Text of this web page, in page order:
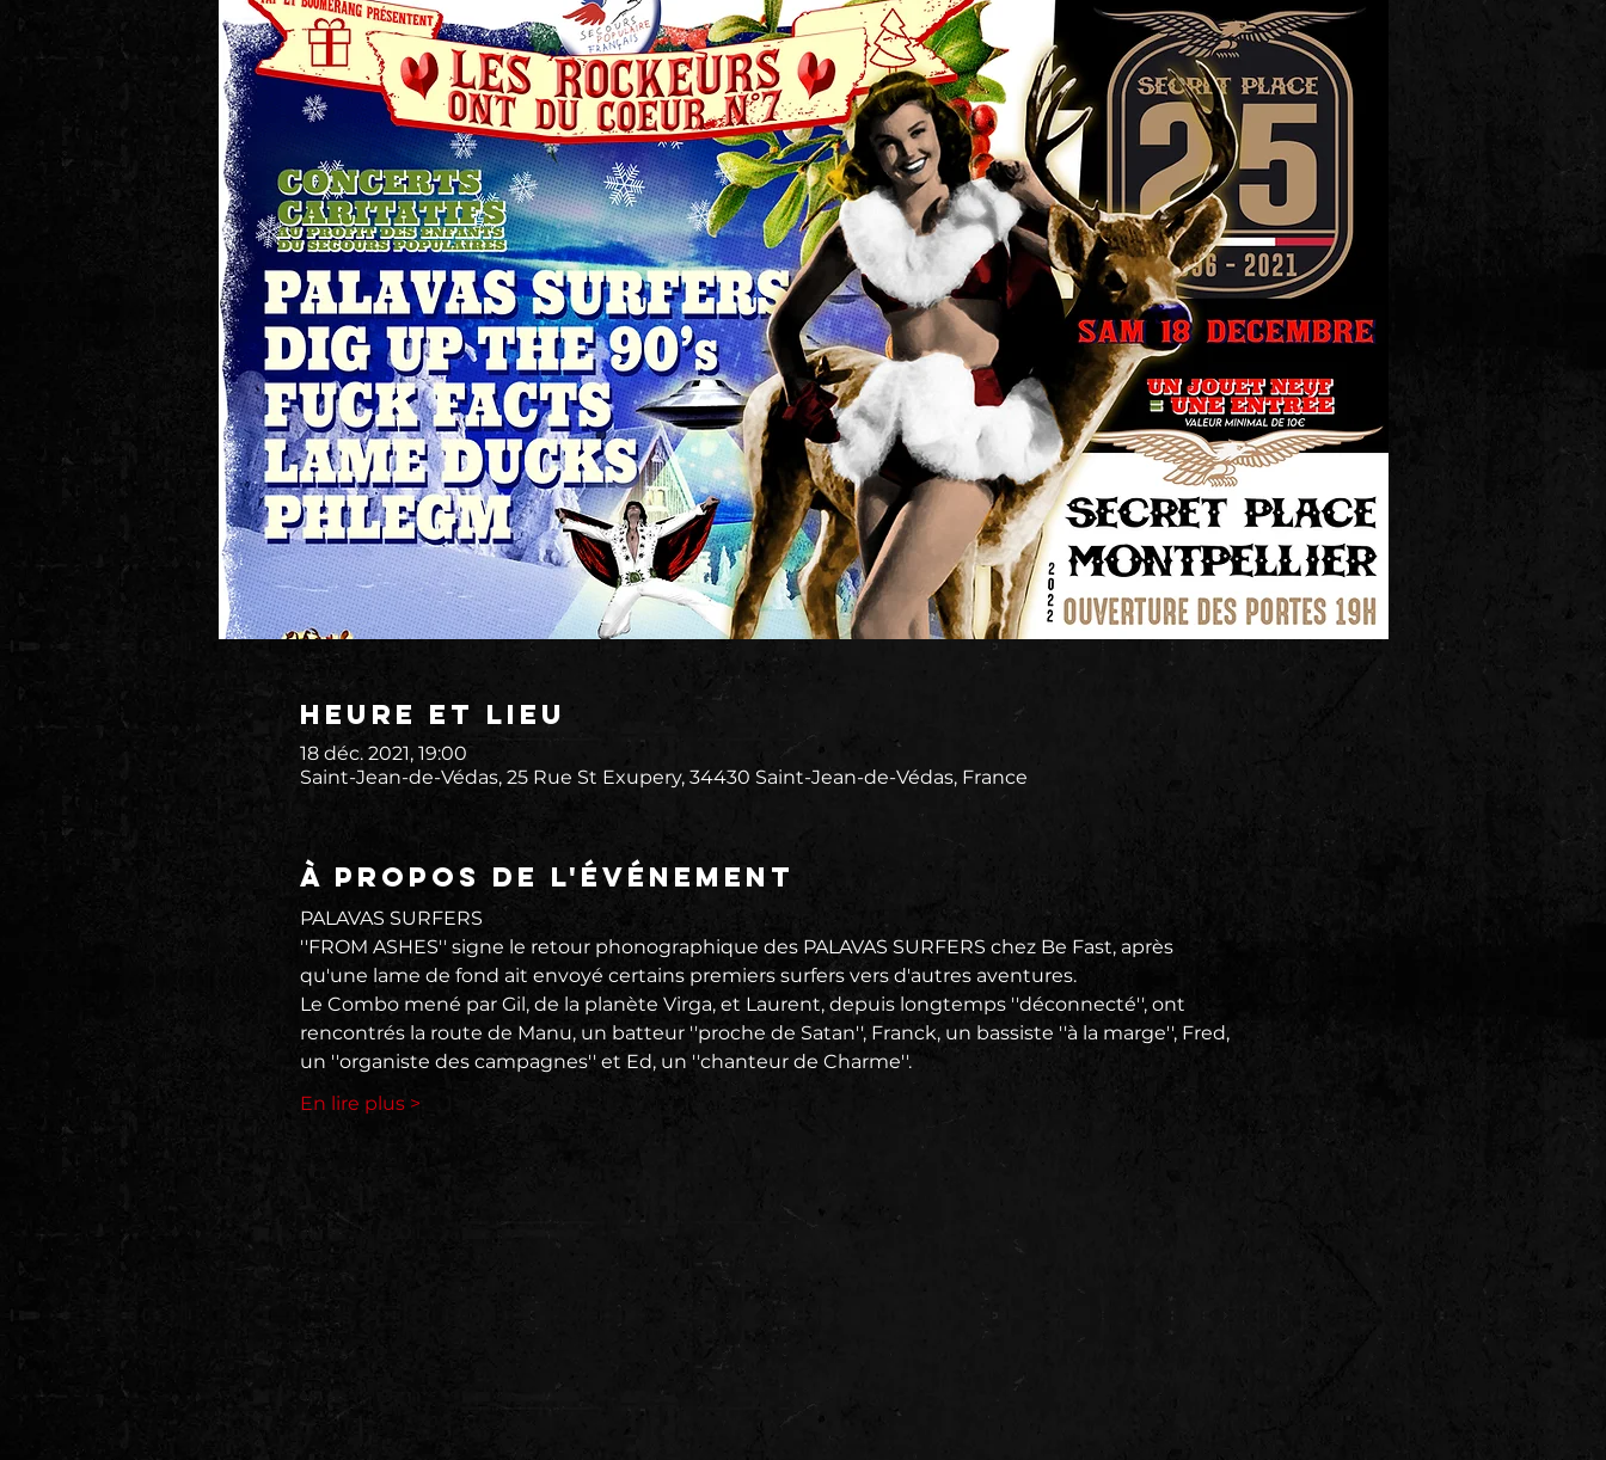
Heure et lieu
18 déc. 2021, 19:00
Saint-Jean-de-Védas, 25 Rue St Exupery, 34430 Saint-Jean-de-Védas, France
À propos de l'événement
PALAVAS SURFERS
''FROM ASHES'' signe le retour phonographique des PALAVAS SURFERS chez Be Fast, après
qu'une lame de fond ait envoyé certains premiers surfers vers d'autres aventures.
Le Combo mené par Gil, de la planète Virga, et Laurent, depuis longtemps ''déconnecté'', ont
rencontrés la route de Manu, un batteur ''proche de Satan'', Franck, un bassiste ''à la marge'', Fred,
un ''organiste des campagnes'' et Ed, un ''chanteur de Charme''.
En lire plus >